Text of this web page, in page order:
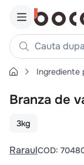
Cauta dupa
Căutări populare
1. cartofi
.
4. chifle
Ingrediente
Branza de
3kg
RaraulCOD: